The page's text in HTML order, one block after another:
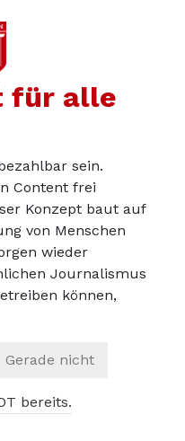
theoretisch viel
simple Dinge dauerhaft
nicht mehr so richtig zu,
sehen.
er keine Lösung. Oder
im Herbst gesehen,
den Schaixx
Tuchel oder Zidane,
für alle
sein.
Content frei
Konzept baut auf
von Menschen
wieder
Journalismus
können,
Gerade nicht
bereits.